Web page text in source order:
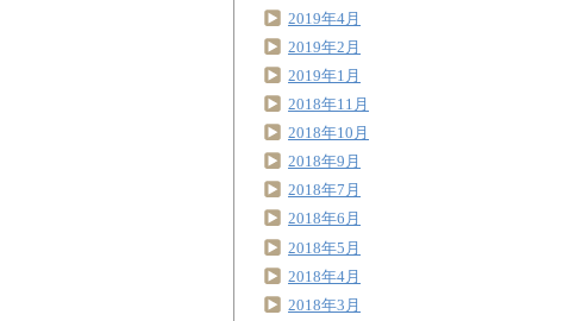
2019年4月
2019年2月
2019年1月
2018年11月
2018年10月
2018年9月
2018年7月
2018年6月
2018年5月
2018年4月
2018年3月